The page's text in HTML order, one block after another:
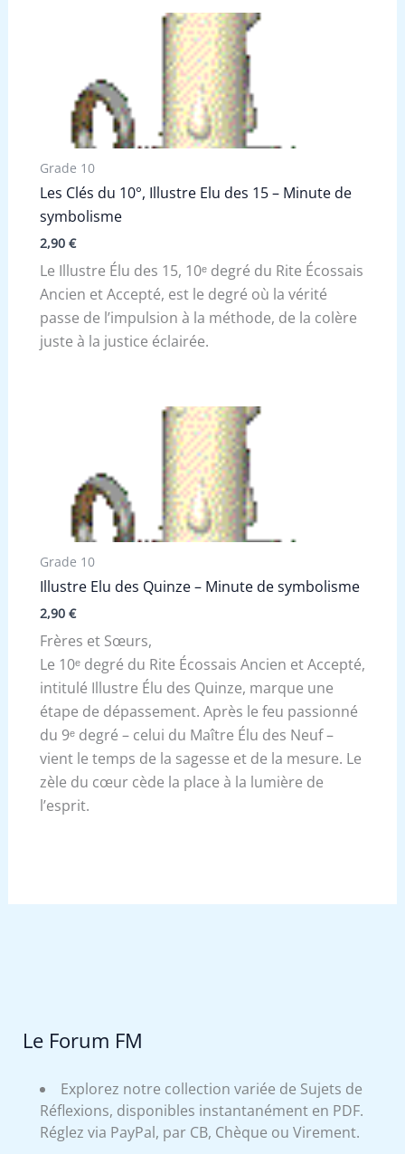
Grade 10
Les Clés du 10°, Illustre Elu des 15 – Minute de
symbolisme
2,90 €
Le Illustre Élu des 15, 10ᵉ degré du Rite Écossais
Ancien et Accepté, est le degré où la vérité
passe de l’impulsion à la méthode, de la colère
juste à la justice éclairée.
Grade 10
Illustre Elu des Quinze – Minute de symbolisme
2,90 €
Frères et Sœurs,
Le 10ᵉ degré du Rite Écossais Ancien et Accepté,
intitulé Illustre Élu des Quinze, marque une
étape de dépassement. Après le feu passionné
du 9ᵉ degré – celui du Maître Élu des Neuf –
vient le temps de la sagesse et de la mesure. Le
zèle du cœur cède la place à la lumière de
l’esprit.
Le Forum FM
Explorez notre collection variée de Sujets de
Réflexions, disponibles instantanément en PDF.
Réglez via PayPal, par CB, Chèque ou Virement.